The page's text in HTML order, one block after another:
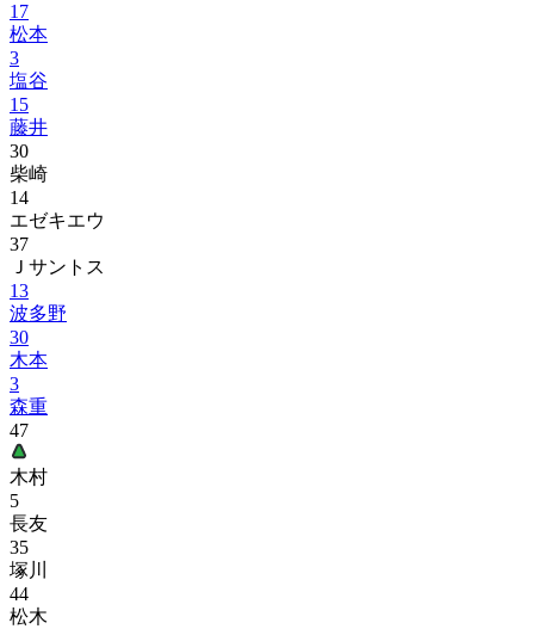
17
松本
3
塩谷
15
藤井
30
柴崎
14
エゼキエウ
37
Ｊサントス
13
波多野
30
木本
3
森重
47
木村
5
長友
35
塚川
44
松木